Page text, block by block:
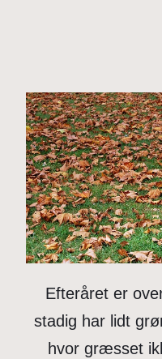
Efteråret er
stadig har lidt
hvor græsset